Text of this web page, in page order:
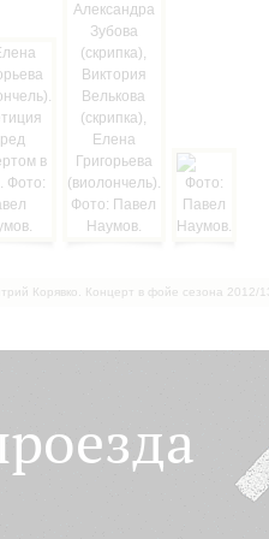
Корявко. Концерт в фойе сезона 2012/